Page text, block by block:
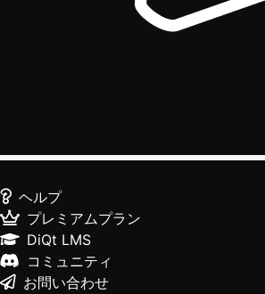
ヘルプ
プレミアムプラン
DiQt LMS
コミュニティ
お問い合わせ